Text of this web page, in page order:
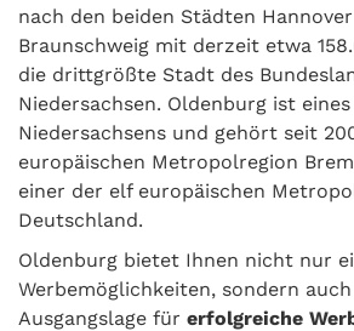
nach den beiden Städten
Braunschweig mit derzeit etwa
die drittgrößte Stadt des
Niedersachsen. Oldenburg ist
Niedersachsens und gehört seit
europäischen Metropolregion
einer der elf europäischen
Deutschland.
Oldenburg bietet Ihnen nicht nur
Werbemöglichkeiten, sondern
Ausgangslage für erfolgreiche